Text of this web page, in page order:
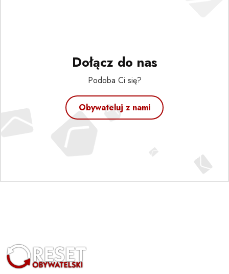
Dołącz do nas
Podoba Ci się?
Obywateluj z nami